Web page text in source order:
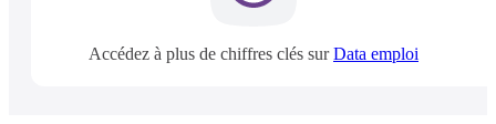
Accédez à plus de chiffres clés surData emploi